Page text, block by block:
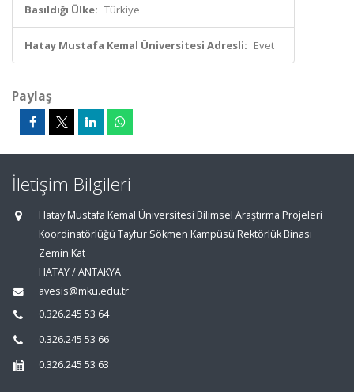
Basıldığı Ülke: Türkiye
Hatay Mustafa Kemal Üniversitesi Adresli: Evet
Paylaş
İletişim Bilgileri
Hatay Mustafa Kemal Üniversitesi Bilimsel Araştırma Projeleri
Koordinatörlüğü Tayfur Sökmen Kampüsü Rektörlük Binası
Zemin Kat
HATAY / ANTAKYA
avesis@mku.edu.tr
0.326.245 53 64
0.326.245 53 66
0.326.245 53 63